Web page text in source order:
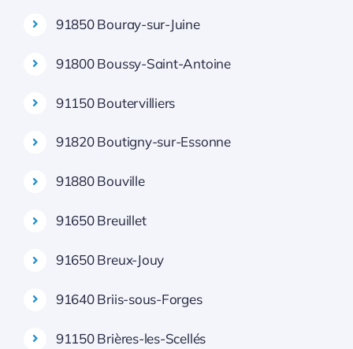
91850 Bouray-sur-Juine
91800 Boussy-Saint-Antoine
91150 Boutervilliers
91820 Boutigny-sur-Essonne
91880 Bouville
91650 Breuillet
91650 Breux-Jouy
91640 Briis-sous-Forges
91150 Brières-les-Scellés